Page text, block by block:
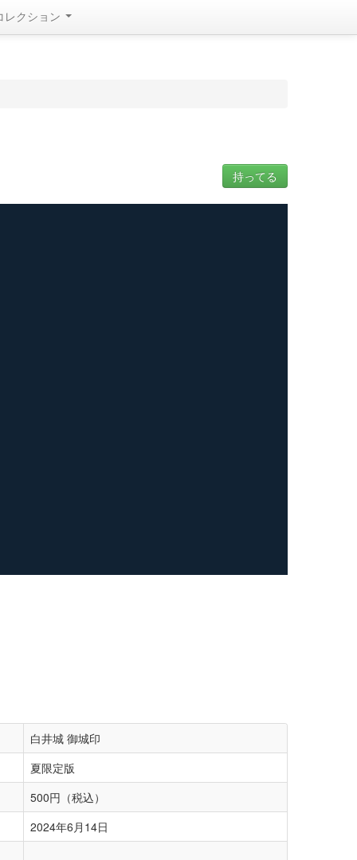
レクション
持ってる
白井城 御城印
夏限定版
500円（税込）
2024年6月14日